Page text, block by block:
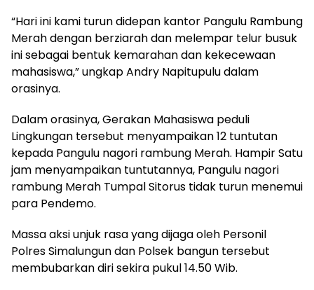
“Hari ini kami turun didepan kantor Pangulu Rambung
Merah dengan berziarah dan melempar telur busuk
ini sebagai bentuk kemarahan dan kekecewaan
mahasiswa,” ungkap Andry Napitupulu dalam
orasinya.
Dalam orasinya, Gerakan Mahasiswa peduli
Lingkungan tersebut menyampaikan 12 tuntutan
kepada Pangulu nagori rambung Merah. Hampir Satu
jam menyampaikan tuntutannya, Pangulu nagori
rambung Merah Tumpal Sitorus tidak turun menemui
para Pendemo.
Massa aksi unjuk rasa yang dijaga oleh Personil
Polres Simalungun dan Polsek bangun tersebut
membubarkan diri sekira pukul 14.50 Wib.